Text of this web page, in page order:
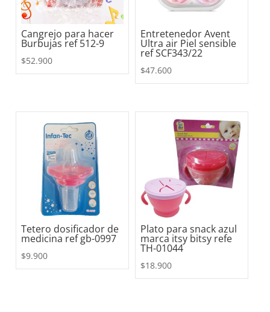
Cangrejo para hacer
Burbujas ref 512-9
$52.900
Entretenedor Avent
Ultra air Piel sensible
ref SCF343/22
$47.600
Tetero dosificador de
medicina ref gb-0997
$9.900
Plato para snack azul
marca itsy bitsy refe
TH-01044
$18.900